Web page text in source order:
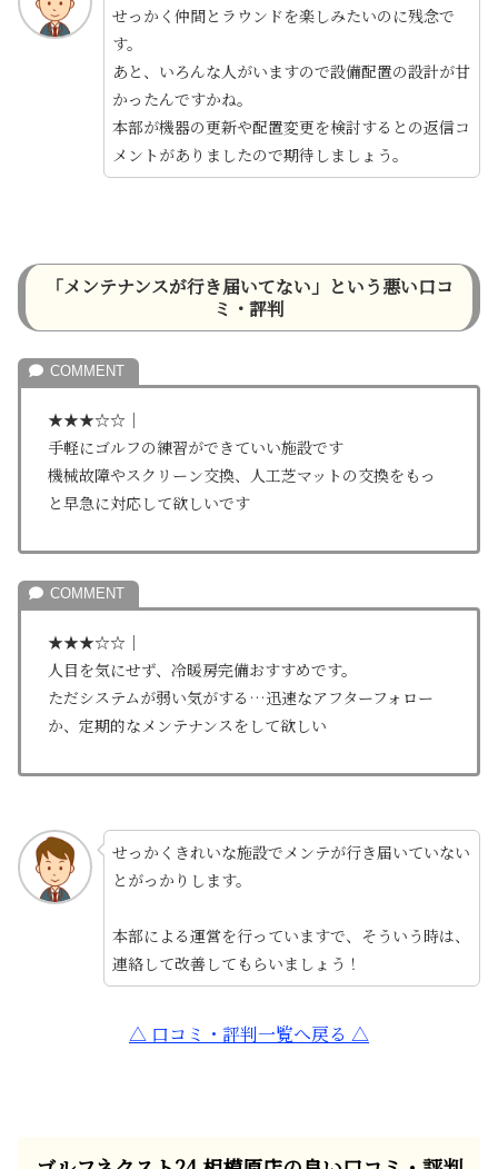
せっかく仲間とラウンドを楽しみたいのに残念で
す。
あと、いろんな人がいますので設備配置の設計が甘
かったんですかね。
本部が機器の更新や配置変更を検討するとの返信コ
メントがありましたので期待しましょう。
「メンテナンスが行き届いてない」という悪い口コ
ミ・評判
★★★☆☆｜
手軽にゴルフの練習ができていい施設です
機械故障やスクリーン交換、人工芝マットの交換をもっ
と早急に対応して欲しいです
★★★☆☆｜
人目を気にせず、冷暖房完備おすすめです。
ただシステムが弱い気がする…迅速なアフターフォロー
か、定期的なメンテナンスをして欲しい
せっかくきれいな施設でメンテが行き届いていない
とがっかりします。
本部による運営を行っていますで、そういう時は、
連絡して改善してもらいましょう！
△ 口コミ・評判一覧へ戻る △